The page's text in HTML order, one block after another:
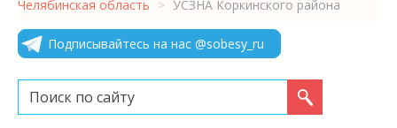
Челябинская область > УСЗНА Коркинского района
Подписывайтесь на нас @sobesy_ru
Искать...